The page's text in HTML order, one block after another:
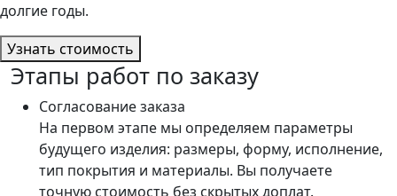
долгие годы.
Узнать стоимость
Этапы работ по заказу
Согласование заказа
На первом этапе мы определяем параметры
будущего изделия: размеры, форму, исполнение,
тип покрытия и материалы. Вы получаете
точную стоимость без скрытых доплат.